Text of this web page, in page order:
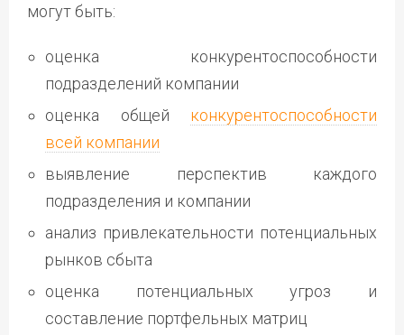
могут быть:
оценка конкурентоспособности
подразделений компании
оценка общей конкурентоспособности
всей компании
выявление перспектив каждого
подразделения и компании
анализ привлекательности потенциальных
рынков сбыта
оценка потенциальных угроз и
составление портфельных матриц